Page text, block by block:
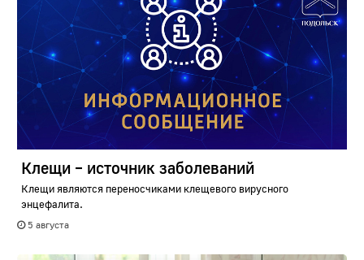
Клещи – источник заболеваний
Клещи являются переносчиками клещевого вирусного
энцефалита.
5 августа